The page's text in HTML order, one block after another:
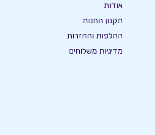
אודות
תקנון החנות
החלפות והחזרות
מדיניות משלוחים